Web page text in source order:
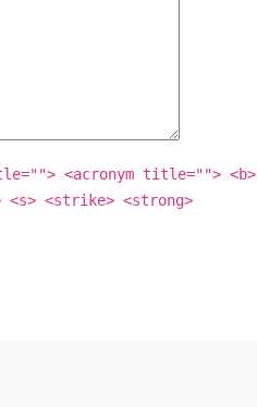
<acronym title=""> <b>
<s> <strike> <strong>